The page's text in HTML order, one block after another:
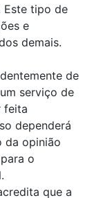
Este tipo de
e
demais.
de
serviço de
feita
dependerá
da opinião
o
que a